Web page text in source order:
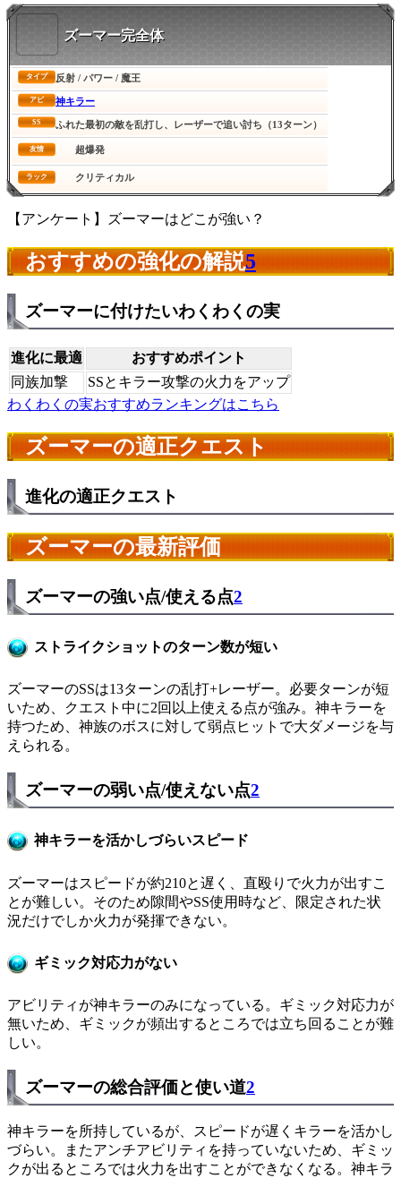
ズーマー完全体
タイプ 反射 / パワー / 魔王
アビ 神キラー
SS ふれた最初の敵を乱打し、レーザーで追い討ち（13ターン）
友情 超爆発
ラック クリティカル
【アンケート】ズーマーはどこが強い？
おすすめの強化の解説5
ズーマーに付けたいわくわくの実
進化に最適
おすすめポイント
同族加撃
SSとキラー攻撃の火力をアップ
わくわくの実おすすめランキングはこちら
ズーマーの適正クエスト
進化の適正クエスト
ズーマーの最新評価
ズーマーの強い点/使える点2
ストライクショットのターン数が短い
ズーマーのSSは13ターンの乱打+レーザー。必要ターンが短
いため、クエスト中に2回以上使える点が強み。神キラーを
持つため、神族のボスに対して弱点ヒットで大ダメージを与
えられる。
ズーマーの弱い点/使えない点2
神キラーを活かしづらいスピード
ズーマーはスピードが約210と遅く、直殴りで火力が出すこ
とが難しい。そのため隙間やSS使用時など、限定された状
況だけでしか火力が発揮できない。
ギミック対応力がない
アビリティが神キラーのみになっている。ギミック対応力が
無いため、ギミックが頻出するところでは立ち回ることが難
しい。
ズーマーの総合評価と使い道2
神キラーを所持しているが、スピードが遅くキラーを活かし
づらい。またアンチアビリティを持っていないため、ギミッ
クが出るところでは火力を出すことができなくなる。神キラ